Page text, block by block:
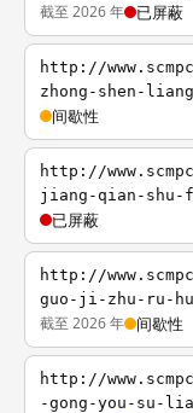
截至 2026 年 已屏蔽
http://
zhong-shen-
间歇性
http://
jiang-qian-shu-
已屏蔽
http://
guo-ji-zhu-ru-
截至 2026 年 间歇性
http://
-gong-you-su-